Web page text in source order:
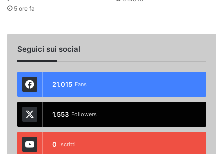
5 ore fa
Seguici sui social
21.015 Fans
1.553 Followers
0 Iscritti